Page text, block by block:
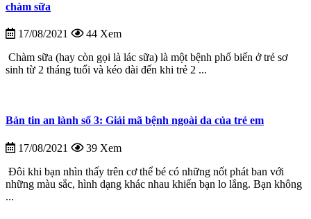
chàm sữa
17/08/2021 44 Xem
Chàm sữa (hay còn gọi là lác sữa) là một bệnh phổ biến ở trẻ sơ
sinh từ 2 tháng tuổi và kéo dài đến khi trẻ 2 ...
Bản tin an lành số 3: Giải mã bệnh ngoài da của trẻ em
17/08/2021 39 Xem
Đôi khi bạn nhìn thấy trên cơ thể bé có những nốt phát ban với
những màu sắc, hình dạng khác nhau khiến bạn lo lắng. Bạn không
...